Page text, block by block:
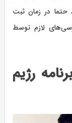
در زمان ثبت
لازم توسط
رژیم